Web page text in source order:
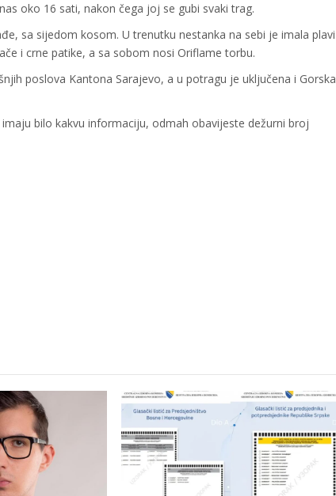
oko 16 sati, nakon čega joj se gubi svaki trag.
sa sijedom kosom. U trenutku nestanka na sebi je imala plavi
i crne patike, a sa sobom nosi Oriflame torbu.
poslova Kantona Sarajevo, a u potragu je uključena i Gorska
bilo kakvu informaciju, odmah obavijeste dežurni broj